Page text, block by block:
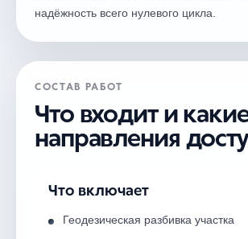
надёжность всего нулевого цикла.
СОСТАВ РАБОТ
Что входит и
направления
Что включает
Геодезическая разбивка участка